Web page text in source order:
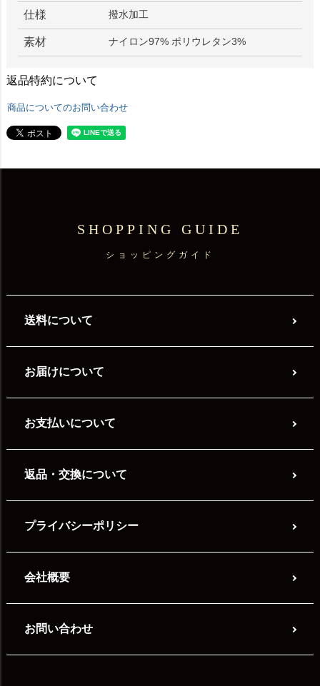
仕様 撥水加工
素材 ナイロン97% ポリウレタン3%
返品特約について
商品についてのお問い合わせ
SHOPPING GUIDE
ショッピングガイド
送料について
お届けについて
お支払いについて
返品・交換について
プライバシーポリシー
会社概要
お問い合わせ